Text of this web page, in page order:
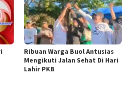
Ribuan Warga Buol Antusias
Mengikuti Jalan Sehat Di Hari
Lahir PKB